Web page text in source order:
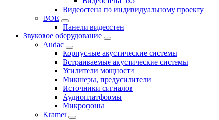
Видеостена по индивидуальному проекту
BOE
Панели видеостен
Звуковое оборудование
Audac
Корпусные акустические системы
Встраиваемые акустические системы
Усилители мощности
Микшеры, предусилители
Источники сигналов
Аудиоплатформы
Микрофоны
Kramer